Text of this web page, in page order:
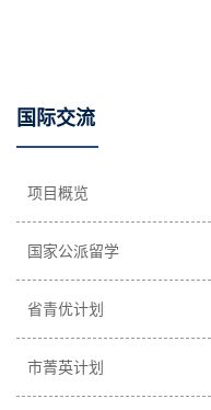
国际交流
项目概览
国家公派留学
省青优计划
市菁英计划